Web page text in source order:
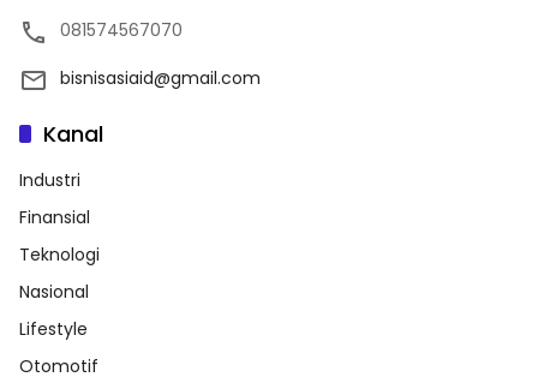
081574567070
bisnisasiaid@gmail.com
Kanal
Industri
Finansial
Teknologi
Nasional
Lifestyle
Otomotif